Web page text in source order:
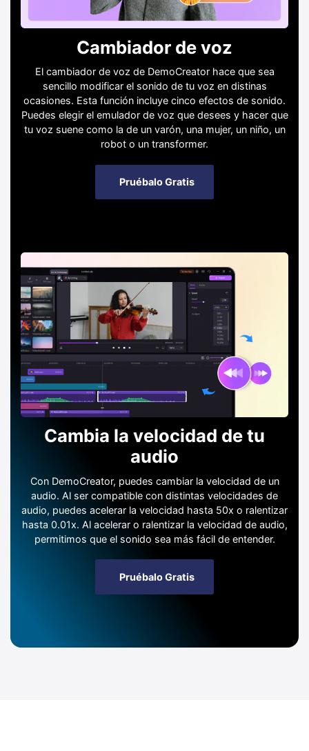
Cambiador de voz
El cambiador de voz de DemoCreator hace que sea
sencillo modificar el sonido de tu voz en distinas
ocasiones. Esta función incluye cinco efectos de sonido.
Puedes elegir el emulador de voz que desees y hacer que
tu voz suene como la de un varón, una mujer, un niño, un
robot o un transformer.
Pruébalo Gratis
Cambia la velocidad de tu
audio
Con DemoCreator, puedes cambiar la velocidad de un
audio. Al ser compatible con distintas velocidades de
audio, puedes acelerar la velocidad hasta 50x o ralentizar
hasta 0.01x. Al acelerar o ralentizar la velocidad de audio,
permitimos que el sonido sea más fácil de entender.
Pruébalo Gratis